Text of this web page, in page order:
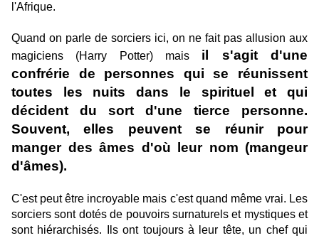
l'Afrique.
Quand on parle de sorciers ici, on ne fait pas allusion aux
magiciens (Harry Potter) mais
il s'agit d'une
confrérie de personnes qui se réunissent
toutes les nuits dans le spirituel et qui
décident du sort d'une tierce personne.
Souvent, elles peuvent se réunir pour
manger des âmes d'où leur nom (mangeur
d'âmes).
C'est peut être incroyable mais c'est quand même vrai. Les
sorciers sont dotés de pouvoirs surnaturels et mystiques et
sont hiérarchisés. Ils ont toujours à leur tête, un chef qui